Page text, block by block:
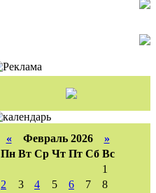
«Февраль 2026 »
Пн Вт Ср Чт Пт Сб Вс
1
2
3 4 5 6 7
8